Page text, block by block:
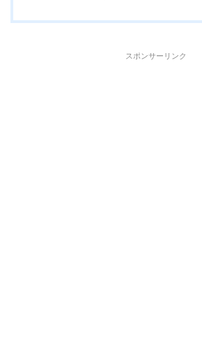
スポンサーリンク